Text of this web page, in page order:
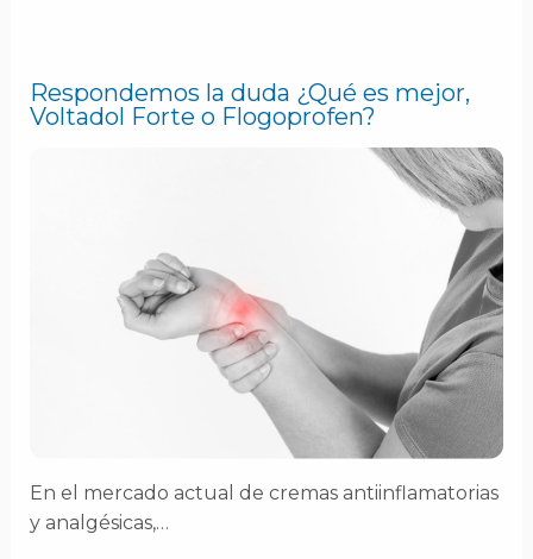
Respondemos la duda ¿Qué es mejor,
Voltadol Forte o Flogoprofen?
En el mercado actual de cremas antiinflamatorias
y analgésicas,…